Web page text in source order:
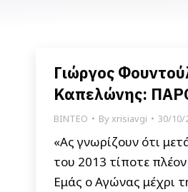
Γιώργος
Καπελώνης:
ΒΙΝΤΕΟ Byxrisiavgi 30/10/
«Ας γνωρίζουν ότι
του 2013 τίποτε πλέον
Εμάς ο Αγώνας μέχρι